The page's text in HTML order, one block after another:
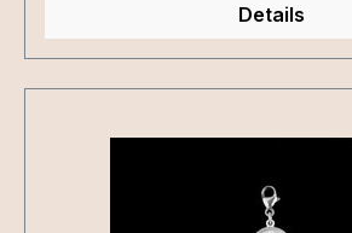
Details